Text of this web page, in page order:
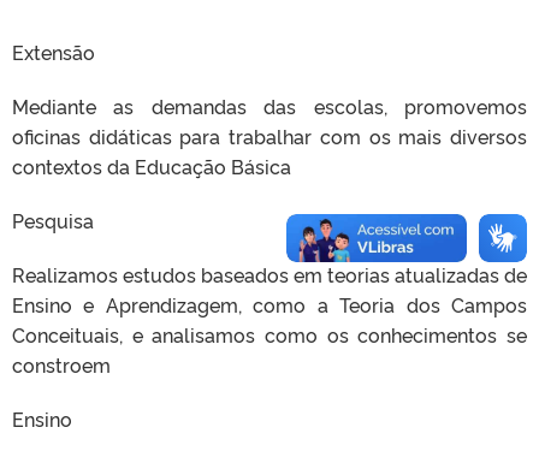
Extensão
Mediante as demandas das escolas, promovemos
oficinas didáticas para trabalhar com os mais diversos
contextos da Educação Básica
Pesquisa
Realizamos estudos baseados em teorias atualizadas de
Ensino e Aprendizagem, como a Teoria dos Campos
Conceituais, e analisamos como os conhecimentos se
constroem
Ensino